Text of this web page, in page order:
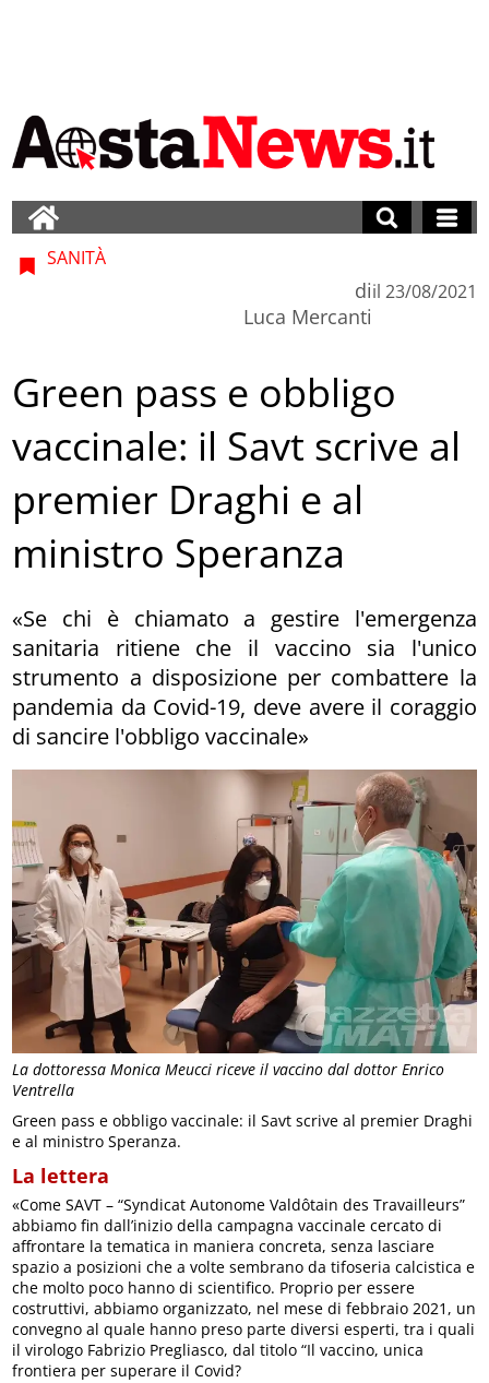
La dottoressa Monica Meucci riceve il vaccino dal dottor Enrico
Ventrella
SANITÀ
di
Luca Mercanti
il 23/08/2021
Green pass e obbligo
vaccinale: il Savt scrive al
premier Draghi e al
ministro Speranza
«Se chi è chiamato a gestire l'emergenza
sanitaria ritiene che il vaccino sia l'unico
strumento a disposizione per combattere la
pandemia da Covid-19, deve avere il coraggio
di sancire l'obbligo vaccinale»
Green pass e obbligo vaccinale: il Savt scrive al premier Draghi
e al ministro Speranza.
La lettera
«Come SAVT – “Syndicat Autonome Valdôtain des Travailleurs”
abbiamo fin dall’inizio della campagna vaccinale cercato di
affrontare la tematica in maniera concreta, senza lasciare
spazio a posizioni che a volte sembrano da tifoseria calcistica e
che molto poco hanno di scientifico. Proprio per essere
costruttivi, abbiamo organizzato, nel mese di febbraio 2021, un
convegno al quale hanno preso parte diversi esperti, tra i quali
il virologo Fabrizio Pregliasco, dal titolo “Il vaccino, unica
frontiera per superare il Covid?